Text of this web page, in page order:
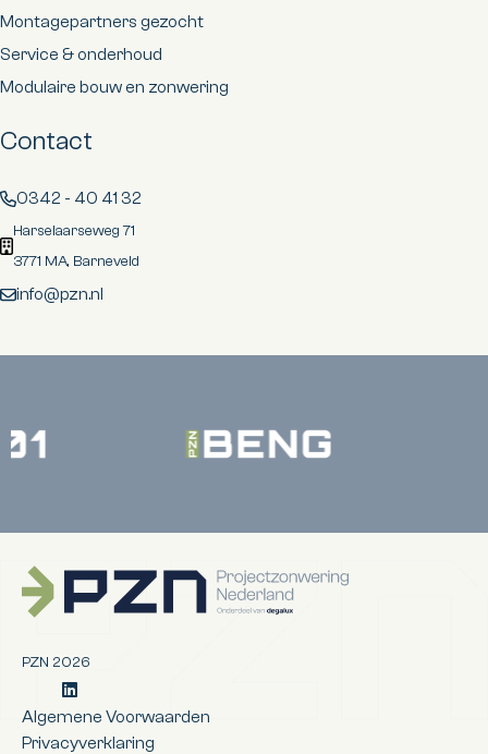
Montagepartners gezocht
Service & onderhoud
Modulaire bouw en zonwering
Contact
0342 - 40 41 32
Harselaarseweg 71
3771 MA, Barneveld
info@pzn.nl
Terug naar de startpagina
PZN 2026
@ProjectZonweringNederland
Algemene Voorwaarden
Privacyverklaring